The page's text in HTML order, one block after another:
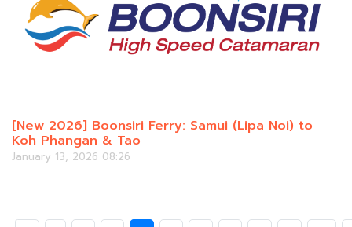
[New 2026] Boonsiri Ferry: Samui (Lipa Noi) to
Koh Phangan & Tao
January 13, 2026 08:26